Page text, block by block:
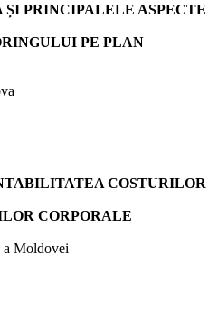
PRINCIPALELE ASPECTE
PE PLAN
COSTURILOR
CORPORALE
a Moldovei